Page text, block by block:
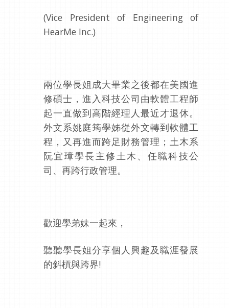
(Vice President of Engineering of
HearMe Inc.)
兩位學長姐成大畢業之後都在美國進
修碩士，進入科技公司由軟體工程師
起一直做到高階經理人最近才退休。
外文系姚庭筠學姊從外文轉到軟體工
程，又再進而跨足財務管理；土木系
阮宜璋學長主修土木、任職科技公
司、再跨行政管理。
歡迎學弟妹一起來，
聽聽學長姐分享個人興趣及職涯發展
的斜槓與跨界!